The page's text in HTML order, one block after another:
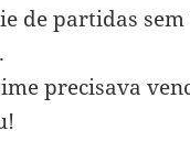
de partidas
precisava